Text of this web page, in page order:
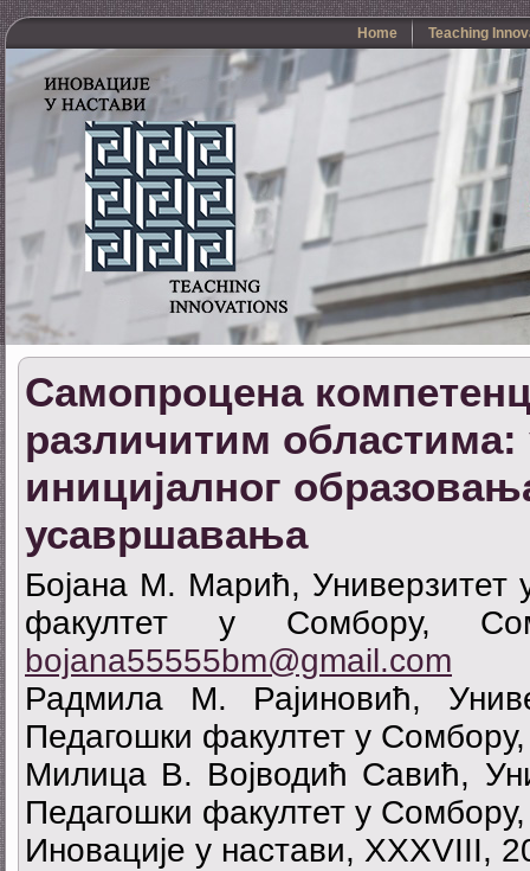
Home Teaching
Самопроцена
различитим областима:
иницијалног
усавршавања
Бојана M. Maрић,
факултет у Сомбору,
bojana55555bm@gmail.com
Радмила M. Рајиновић,
Педагошки факултет у
Милица В. Војводић Савић,
Педагошки факултет у
Иновације у настави, XXXVIII,